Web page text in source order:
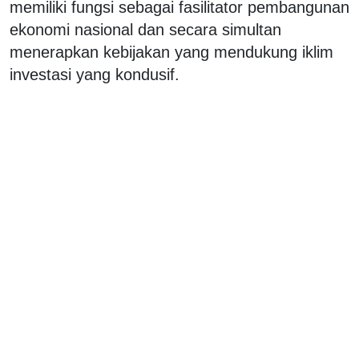
memiliki fungsi sebagai fasilitator pembangunan
ekonomi nasional dan secara simultan
menerapkan kebijakan yang mendukung iklim
investasi yang kondusif.